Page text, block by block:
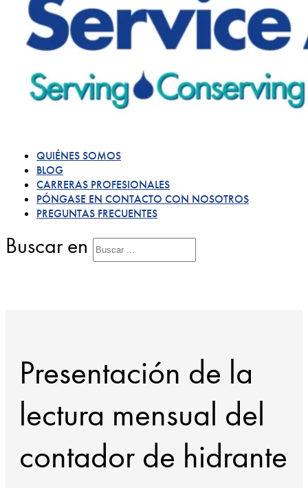
QUIÉNES SOMOS
BLOG
CARRERAS PROFESIONALES
PÓNGASE EN CONTACTO CON NOSOTROS
PREGUNTAS FRECUENTES
Buscar en
Presentación de la
lectura mensual del
contador de hidrante